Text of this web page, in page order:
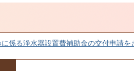
係る浄水器設置費補助金の交付申請を